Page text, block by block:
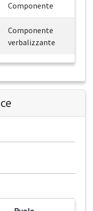
Componente
Componente
verbalizzante